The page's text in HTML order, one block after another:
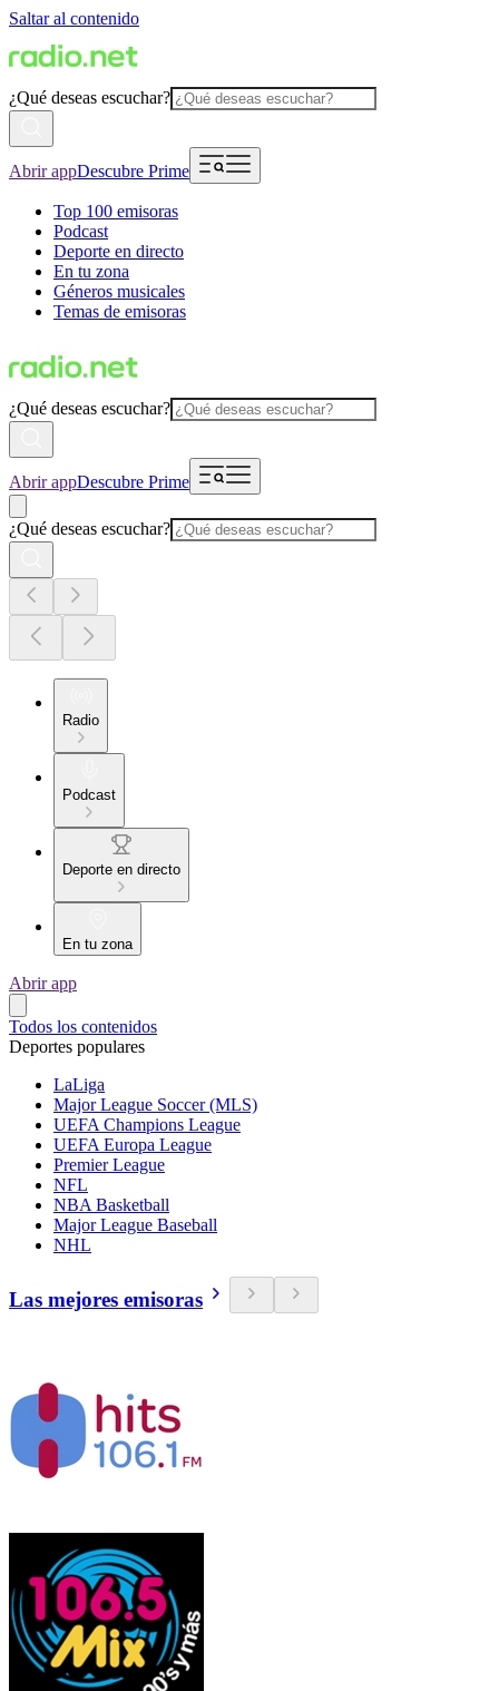
Saltar al contenido
¿Qué deseas escuchar?
Abrir appDescubre Prime
Top 100 emisoras
Podcast
Deporte en directo
En tu zona
Géneros musicales
Temas de emisoras
¿Qué deseas escuchar?
Abrir appDescubre Prime
¿Qué deseas escuchar?
Radio
Podcast
Deporte en directo
En tu zona
Abrir app
Todos los contenidos
Deportes populares
LaLiga
Major League Soccer (MLS)
UEFA Champions League
UEFA Europa League
Premier League
NFL
NBA Basketball
Major League Baseball
NHL
Las mejores emisoras